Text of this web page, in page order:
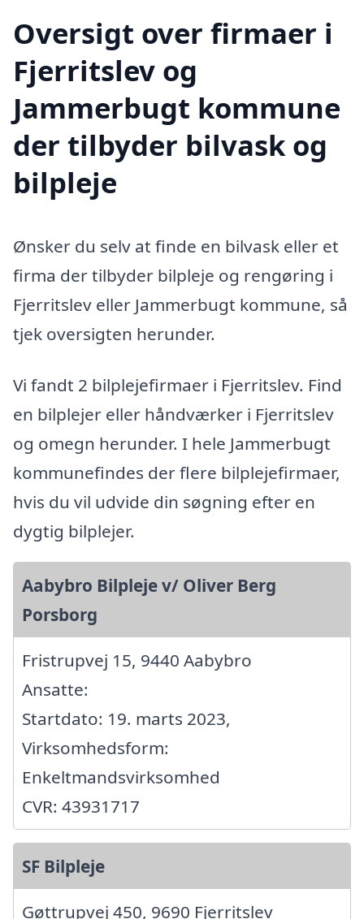
Oversigt over firmaer i
Fjerritslev og
Jammerbugt kommune
der tilbyder bilvask og
bilpleje
Ønsker du selv at finde en bilvask eller et
firma der tilbyder bilpleje og rengøring i
Fjerritslev eller Jammerbugt kommune, så
tjek oversigten herunder.
Vi fandt 2 bilplejefirmaer i Fjerritslev. Find
en bilplejer eller håndværker i Fjerritslev
og omegn herunder. I hele Jammerbugt
kommunefindes der flere bilplejefirmaer,
hvis du vil udvide din søgning efter en
dygtig bilplejer.
Aabybro Bilpleje v/ Oliver Berg
Porsborg
Fristrupvej 15, 9440 Aabybro
Ansatte:
Startdato: 19. marts 2023,
Virksomhedsform:
Enkeltmandsvirksomhed
CVR: 43931717
SF Bilpleje
Gøttrupvej 450, 9690 Fjerritslev